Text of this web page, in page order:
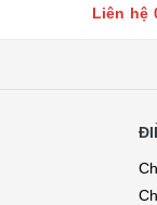
Liên hệ